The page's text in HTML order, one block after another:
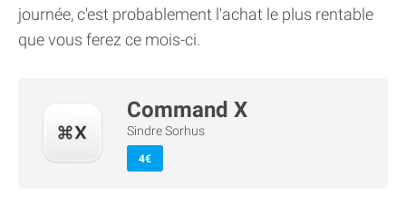
journée, c'est probablement l'achat le plus rentable
que vous ferez ce mois-ci.
Command X
Sindre Sorhus
4€